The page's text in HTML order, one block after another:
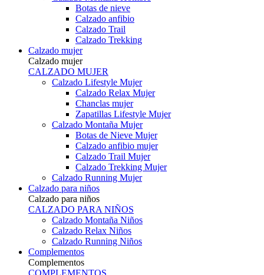
Botas de nieve
Calzado anfibio
Calzado Trail
Calzado Trekking
Calzado mujer
Calzado mujer
CALZADO MUJER
Calzado Lifestyle Mujer
Calzado Relax Mujer
Chanclas mujer
Zapatillas Lifestyle Mujer
Calzado Montaña Mujer
Botas de Nieve Mujer
Calzado anfibio mujer
Calzado Trail Mujer
Calzado Trekking Mujer
Calzado Running Mujer
Calzado para niños
Calzado para niños
CALZADO PARA NIÑOS
Calzado Montaña Niños
Calzado Relax Niños
Calzado Running Niños
Complementos
Complementos
COMPLEMENTOS